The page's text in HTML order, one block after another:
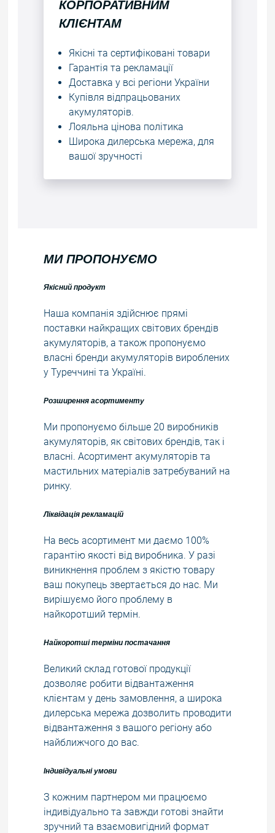
КОРПОРАТИВНИМ
КЛІЄНТАМ
Якісні та сертифіковані товари
Гарантія та рекламації
Доставка у всі регіони України
Купівля відпрацьованих
акумуляторів.
Лояльна цінова політика
Широка дилерська мережа, для
вашої зручності
МИ ПРОПОНУЄМО
Якісний продукт
Наша компанія здійснює прямі
поставки найкращих світових брендів
акумуляторів, а також пропонуємо
власні бренди акумуляторів вироблених
у Туреччині та Україні.
Розширення асортименту
Ми пропонуємо більше 20 виробників
акумуляторів, як світових брендів, так і
власні. Асортимент акумуляторів та
мастильних матеріалів затребуваний на
ринку.
Ліквідація рекламацій
На весь асортимент ми даємо 100%
гарантію якості від виробника. У разі
виникнення проблем з якістю товару
ваш покупець звертається до нас. Ми
вирішуємо його проблему в
найкоротший термін.
Найкоротші терміни постачання
Великий склад готової продукції
дозволяє робити відвантаження
клієнтам у день замовлення, а широка
дилерська мережа дозволить проводити
відвантаження з вашого регіону або
найближчого до вас.
Індивідуальні умови
З кожним партнером ми працюємо
індивідуально та завжди готові знайти
зручний та взаємовигідний формат